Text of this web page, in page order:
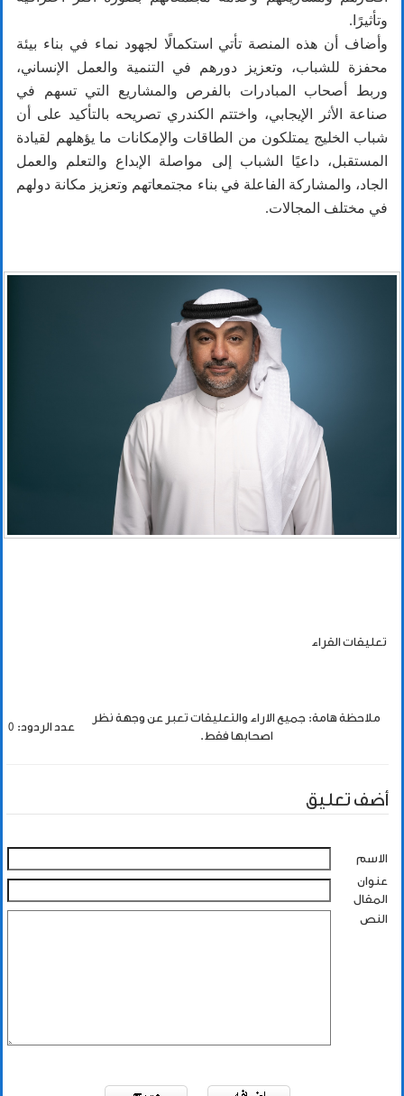
وتأثيرًا.
وأضاف أن هذه المنصة تأتي استكمالًا لجهود نماء في بناء بيئة
محفزة للشباب، وتعزيز دورهم في التنمية والعمل الإنساني،
وربط أصحاب المبادرات بالفرص والمشاريع التي تسهم في
صناعة الأثر الإيجابي، واختتم الكندري تصريحه بالتأكيد على أن
شباب الخليج يمتلكون من الطاقات والإمكانات ما يؤهلهم لقيادة
المستقبل، داعيًا الشباب إلى مواصلة الإبداع والتعلم والعمل
الجاد، والمشاركة الفاعلة في بناء مجتمعاتهم وتعزيز مكانة دولهم
في مختلف المجالات.
تعليقات القراء
ملاحظة هامة: جميع الاراء والتعليقات تعبر عن وجهة نظر
اصحابها فقط.
عدد الردود: 0
أضف تعليق
الاسم
عنوان
المقال
النص